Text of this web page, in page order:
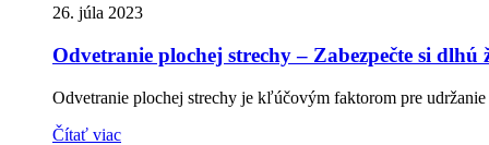
26. júla 2023
Odvetranie plochej strechy – Zabezpečte si dlhú
Odvetranie plochej strechy je kľúčovým faktorom pre
Čítať viac